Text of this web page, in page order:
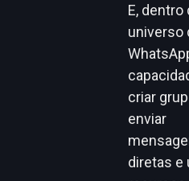
E, dentro
universo
criar
enviar
diretas e